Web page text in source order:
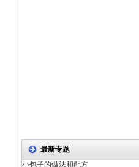
最新专题
小包子的做法和配方